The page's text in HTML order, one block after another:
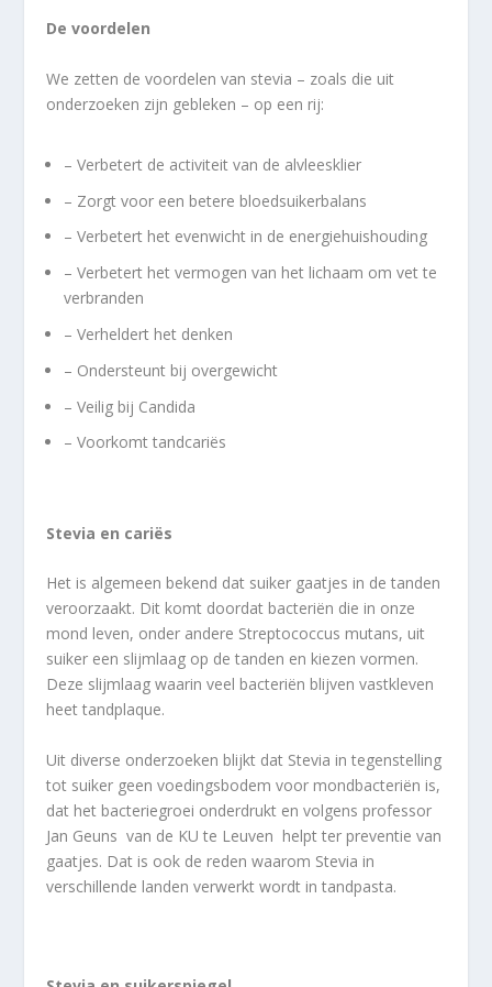
De voordelen
We zetten de voordelen van stevia – zoals die uit
onderzoeken zijn gebleken – op een rij:
– Verbetert de activiteit van de alvleesklier
– Zorgt voor een betere bloedsuikerbalans
– Verbetert het evenwicht in de energiehuishouding
– Verbetert het vermogen van het lichaam om vet te
verbranden
– Verheldert het denken
– Ondersteunt bij overgewicht
– Veilig bij Candida
– Voorkomt tandcariës
Stevia en cariës
Het is algemeen bekend dat suiker gaatjes in de tanden
veroorzaakt. Dit komt doordat bacteriën die in onze
mond leven, onder andere Streptococcus mutans, uit
suiker een slijmlaag op de tanden en kiezen vormen.
Deze slijmlaag waarin veel bacteriën blijven vastkleven
heet tandplaque.
Uit diverse onderzoeken blijkt dat Stevia in tegenstelling
tot suiker geen voedingsbodem voor mondbacteriën is,
dat het bacteriegroei onderdrukt en volgens professor
Jan Geuns van de KU te Leuven helpt ter preventie van
gaatjes. Dat is ook de reden waarom Stevia in
verschillende landen verwerkt wordt in tandpasta.